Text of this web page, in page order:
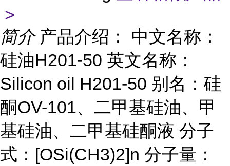
>
简介 产品介绍： 中文名称：
硅油H201-50 英文名称：
Silicon oil H201-50 别名：硅
酮OV-101、二甲基硅油、甲
基硅油、二甲基硅酮液 分子
式：[OSi(CH3)2]n 分子量：